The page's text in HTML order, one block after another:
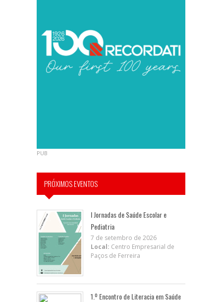
PUB
PRÓXIMOS EVENTOS
I Jornadas de Saúde Escolar e
Pediatria
7 de setembro de 2026
Local: Centro Empresarial de
Paços de Ferreira
1.º Encontro de Literacia em Saúde